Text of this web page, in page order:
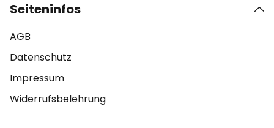
Seiteninfos
AGB
Datenschutz
Impressum
Widerrufsbelehrung